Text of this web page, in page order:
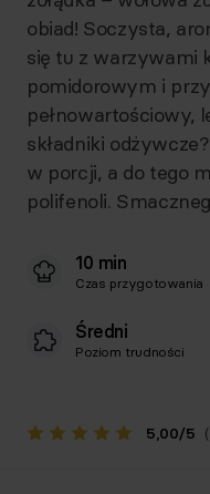
obiad! Soczysta,
się tu z warzywami
pomidorowym i
pełnowartościowy,
składniki
w porcji, a do tego
polifenoli.
10 min
Czas przygotowania
Średni
Poziom trudności
5,00/5